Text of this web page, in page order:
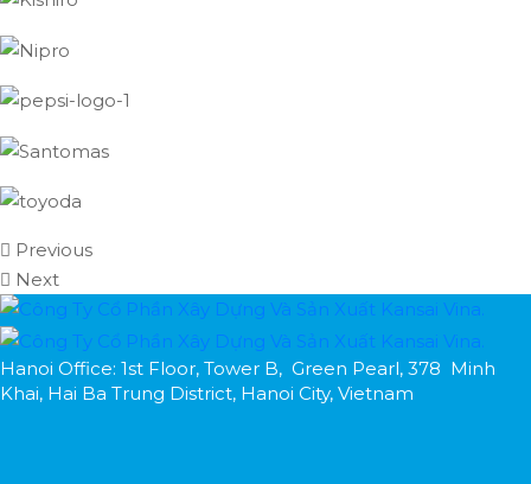
Previous
Next
Hanoi Office: 1st Floor, Tower B, Green Pearl, 378 Minh
Khai, Hai Ba Trung District, Hanoi City, Vietnam